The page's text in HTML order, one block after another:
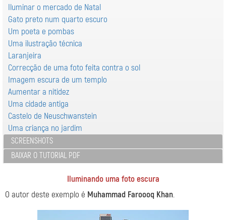
Iluminar o mercado de Natal
Gato preto num quarto escuro
Um poeta e pombas
Uma ilustração técnica
Laranjeira
Correcção de uma foto feita contra o sol
Imagem escura de um templo
Aumentar a nitidez
Uma cidade antiga
Castelo de Neuschwanstein
Uma criança no jardim
SCREENSHOTS
BAIXAR O TUTORIAL PDF
Iluminando uma foto escura
O autor deste exemplo é Muhammad Faroooq Khan.